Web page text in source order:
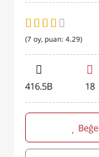
(7 oy, puan: 4.29)
416.5B 18